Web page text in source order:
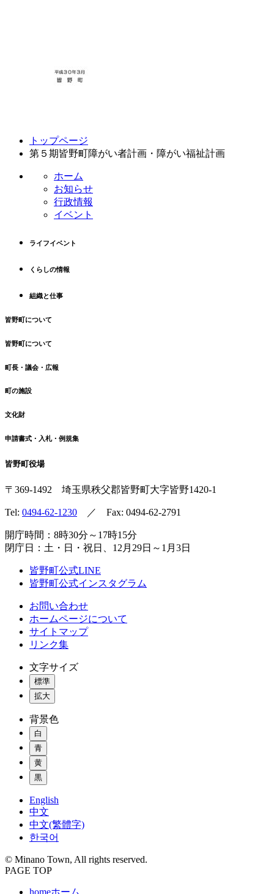
トップページ
第５期皆野町障がい者計画・障がい福祉計画
ホーム
お知らせ
行政情報
イベント
ライフイベント
くらしの情報
組織と仕事
皆野町について
皆野町について
町長・議会・広報
町の施設
文化財
申請書式・入札・例規集
皆野町役場
〒369-1492 埼玉県秩父郡皆野町大字皆野1420-1
Tel: 0494-62-1230 ／ Fax: 0494-62-2791
開庁時間：8時30分～17時15分
閉庁日：土・日・祝日、12月29日～1月3日
皆野町公式LINE
皆野町公式インスタグラム
お問い合わせ
ホームページについて
サイトマップ
リンク集
文字サイズ
標準
拡大
背景色
白
青
黄
黒
English
中文
中文(繁體字)
한국어
© Minano Town, All rights reserved.
PAGE TOP
homeホーム